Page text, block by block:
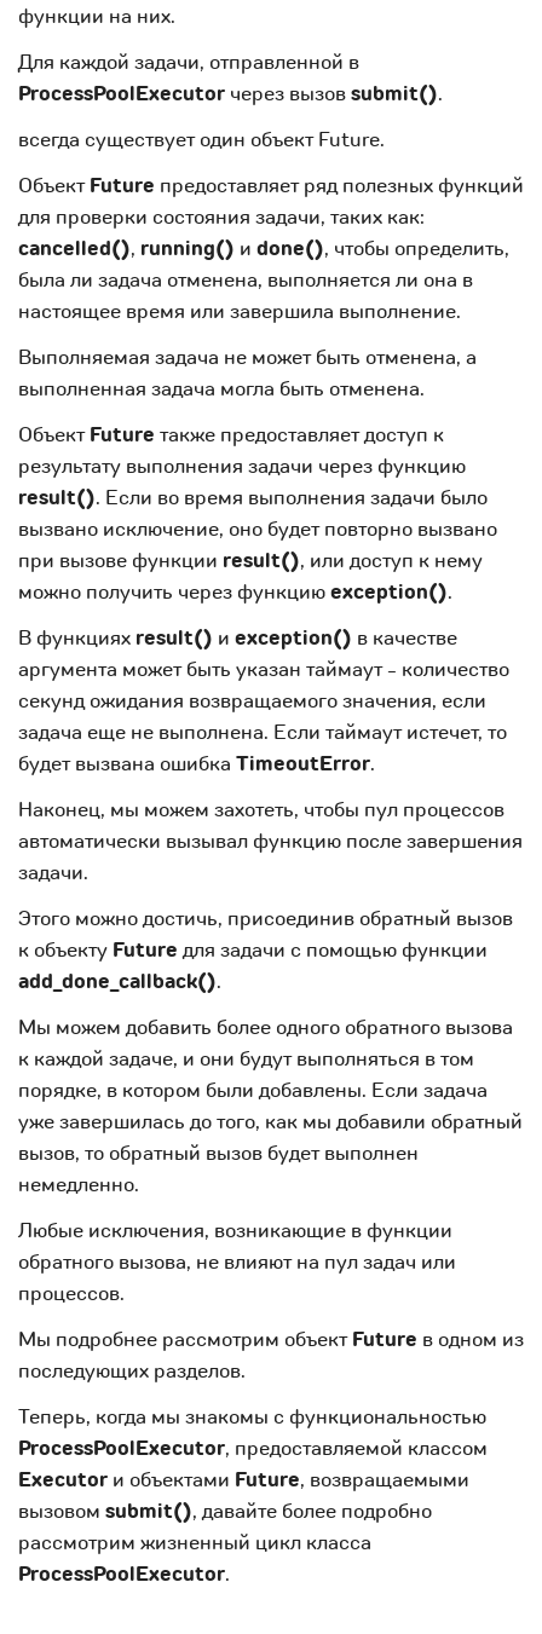
функции на них.
Для каждой задачи, отправленной в
ProcessPoolExecutor через вызовsubmit().
всегда существует один объект Future.
ОбъектFuture предоставляет ряд полезных функций
для проверки состояния задачи, таких как:
cancelled(), running() и done(), чтобы определить,
была ли задача отменена, выполняется ли она в
настоящее время или завершила выполнение.
Выполняемая задача не может быть отменена, а
выполненная задача могла быть отменена.
ОбъектFuture также предоставляет доступ к
результату выполнения задачи через функцию
result(). Если во время выполнения задачи было
вызвано исключение, оно будет повторно вызвано
при вызове функции result(), или доступ к нему
можно получить через функциюexception().
В функциях result() и exception() в качестве
аргумента может быть указан таймаут - количество
секунд ожидания возвращаемого значения, если
задача еще не выполнена. Если таймаут истечет, то
будет вызвана ошибка TimeoutError.
Наконец, мы можем захотеть, чтобы пул процессов
автоматически вызывал функцию после завершения
задачи.
Этого можно достичь, присоединив обратный вызов
к объекту Futureдля задачи с помощью функции
add_done_callback().
Мы можем добавить более одного обратного вызова
к каждой задаче, и они будут выполняться в том
порядке, в котором были добавлены. Если задача
уже завершилась до того, как мы добавили обратный
вызов, то обратный вызов будет выполнен
немедленно.
Любые исключения, возникающие в функции
обратного вызова, не влияют на пул задач или
процессов.
Мы подробнее рассмотрим объектFuture в одном из
последующих разделов.
Теперь, когда мы знакомы с функциональностью
ProcessPoolExecutor, предоставляемой классом
Executor и объектами Future, возвращаемыми
вызовом submit(), давайте более подробно
рассмотрим жизненный цикл класса
ProcessPoolExecutor.